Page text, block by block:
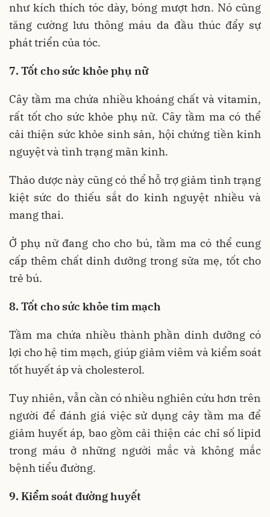
như kích thích tóc dày, bóng mượt hơn. Nó cũng
tăng cường lưu thông máu da đầu thúc đẩy sự
phát triển của tóc.
7. Tốt cho sức khỏe phụ nữ
Cây tầm ma chứa nhiều khoáng chất và vitamin,
rất tốt cho sức khỏe phụ nữ. Cây tầm ma có thể
cải thiện sức khỏe sinh sản, hội chứng tiền kinh
nguyệt và tình trạng mãn kinh.
Thảo dược này cũng có thể hỗ trợ giảm tình trạng
kiệt sức do thiếu sắt do kinh nguyệt nhiều và
mang thai.
Ở phụ nữ đang cho cho bú, tầm ma có thể cung
cấp thêm chất dinh dưỡng trong sữa mẹ, tốt cho
trẻ bú.
8. Tốt cho sức khỏe tim mạch
Tầm ma chứa nhiều thành phần dinh dưỡng có
lợi cho hệ tim mạch, giúp giảm viêm và kiểm soát
tốt huyết áp và cholesterol.
Tuy nhiên, vẫn cần có nhiều nghiên cứu hơn trên
người để đánh giá việc sử dụng cây tầm ma để
giảm huyết áp, bao gồm cải thiện các chỉ số lipid
trong máu ở những người mắc và không mắc
bệnh tiểu đường.
9. Kiểm soát đường huyết